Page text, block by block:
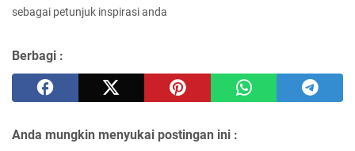
sebagai petunjuk inspirasi anda
Berbagi :
Anda mungkin menyukai postingan ini :